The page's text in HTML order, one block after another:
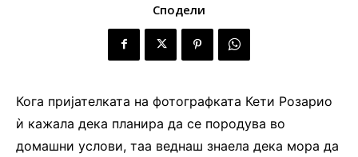
Сподели
Кога пријателката на фотографката Кети Розарио
ѝ кажала дека планира да се породува во
домашни услови, таа веднаш знаела дека мора да